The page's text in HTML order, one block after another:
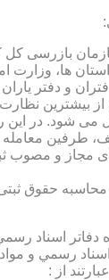
بازرسی کل
ها، وزارت
و دفتر
بیشترین نظارت
می شود. در این
طرفین معامله
مجاز و مصوب
حقوق ثبتی
اسناد
از :